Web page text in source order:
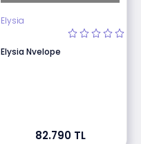
Elysia
Elysia Nvelope
82.790 TL